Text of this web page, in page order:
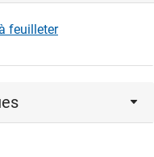
feuilleter